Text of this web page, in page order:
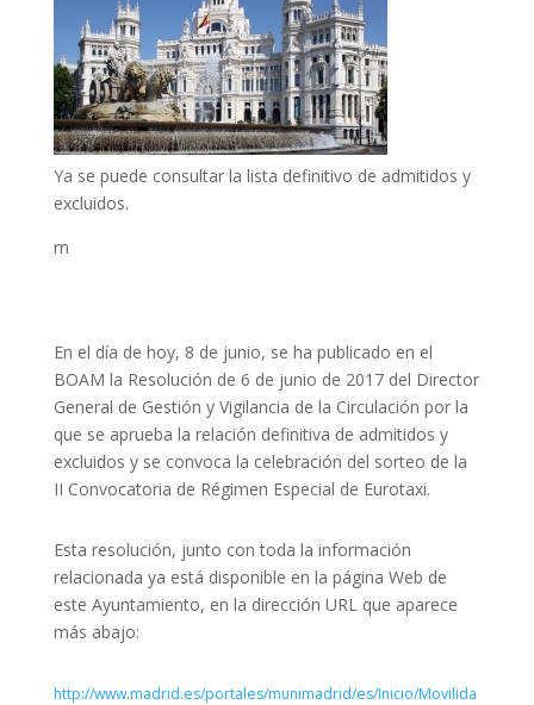
Ya se puede consultar la lista definitivo de admitidos y
excluidos.
rn
En el día de hoy, 8 de junio, se ha publicado en el
BOAM la Resolución de 6 de junio de 2017 del Director
General de Gestión y Vigilancia de la Circulación por la
que se aprueba la relación definitiva de admitidos y
excluidos y se convoca la celebración del sorteo de la
II Convocatoria de Régimen Especial de Eurotaxi.
Esta resolución, junto con toda la información
relacionada ya está disponible en la página Web de
este Ayuntamiento, en la dirección URL que aparece
más abajo:
http://www.madrid.es/portales/munimadrid/es/Inicio/Movilida